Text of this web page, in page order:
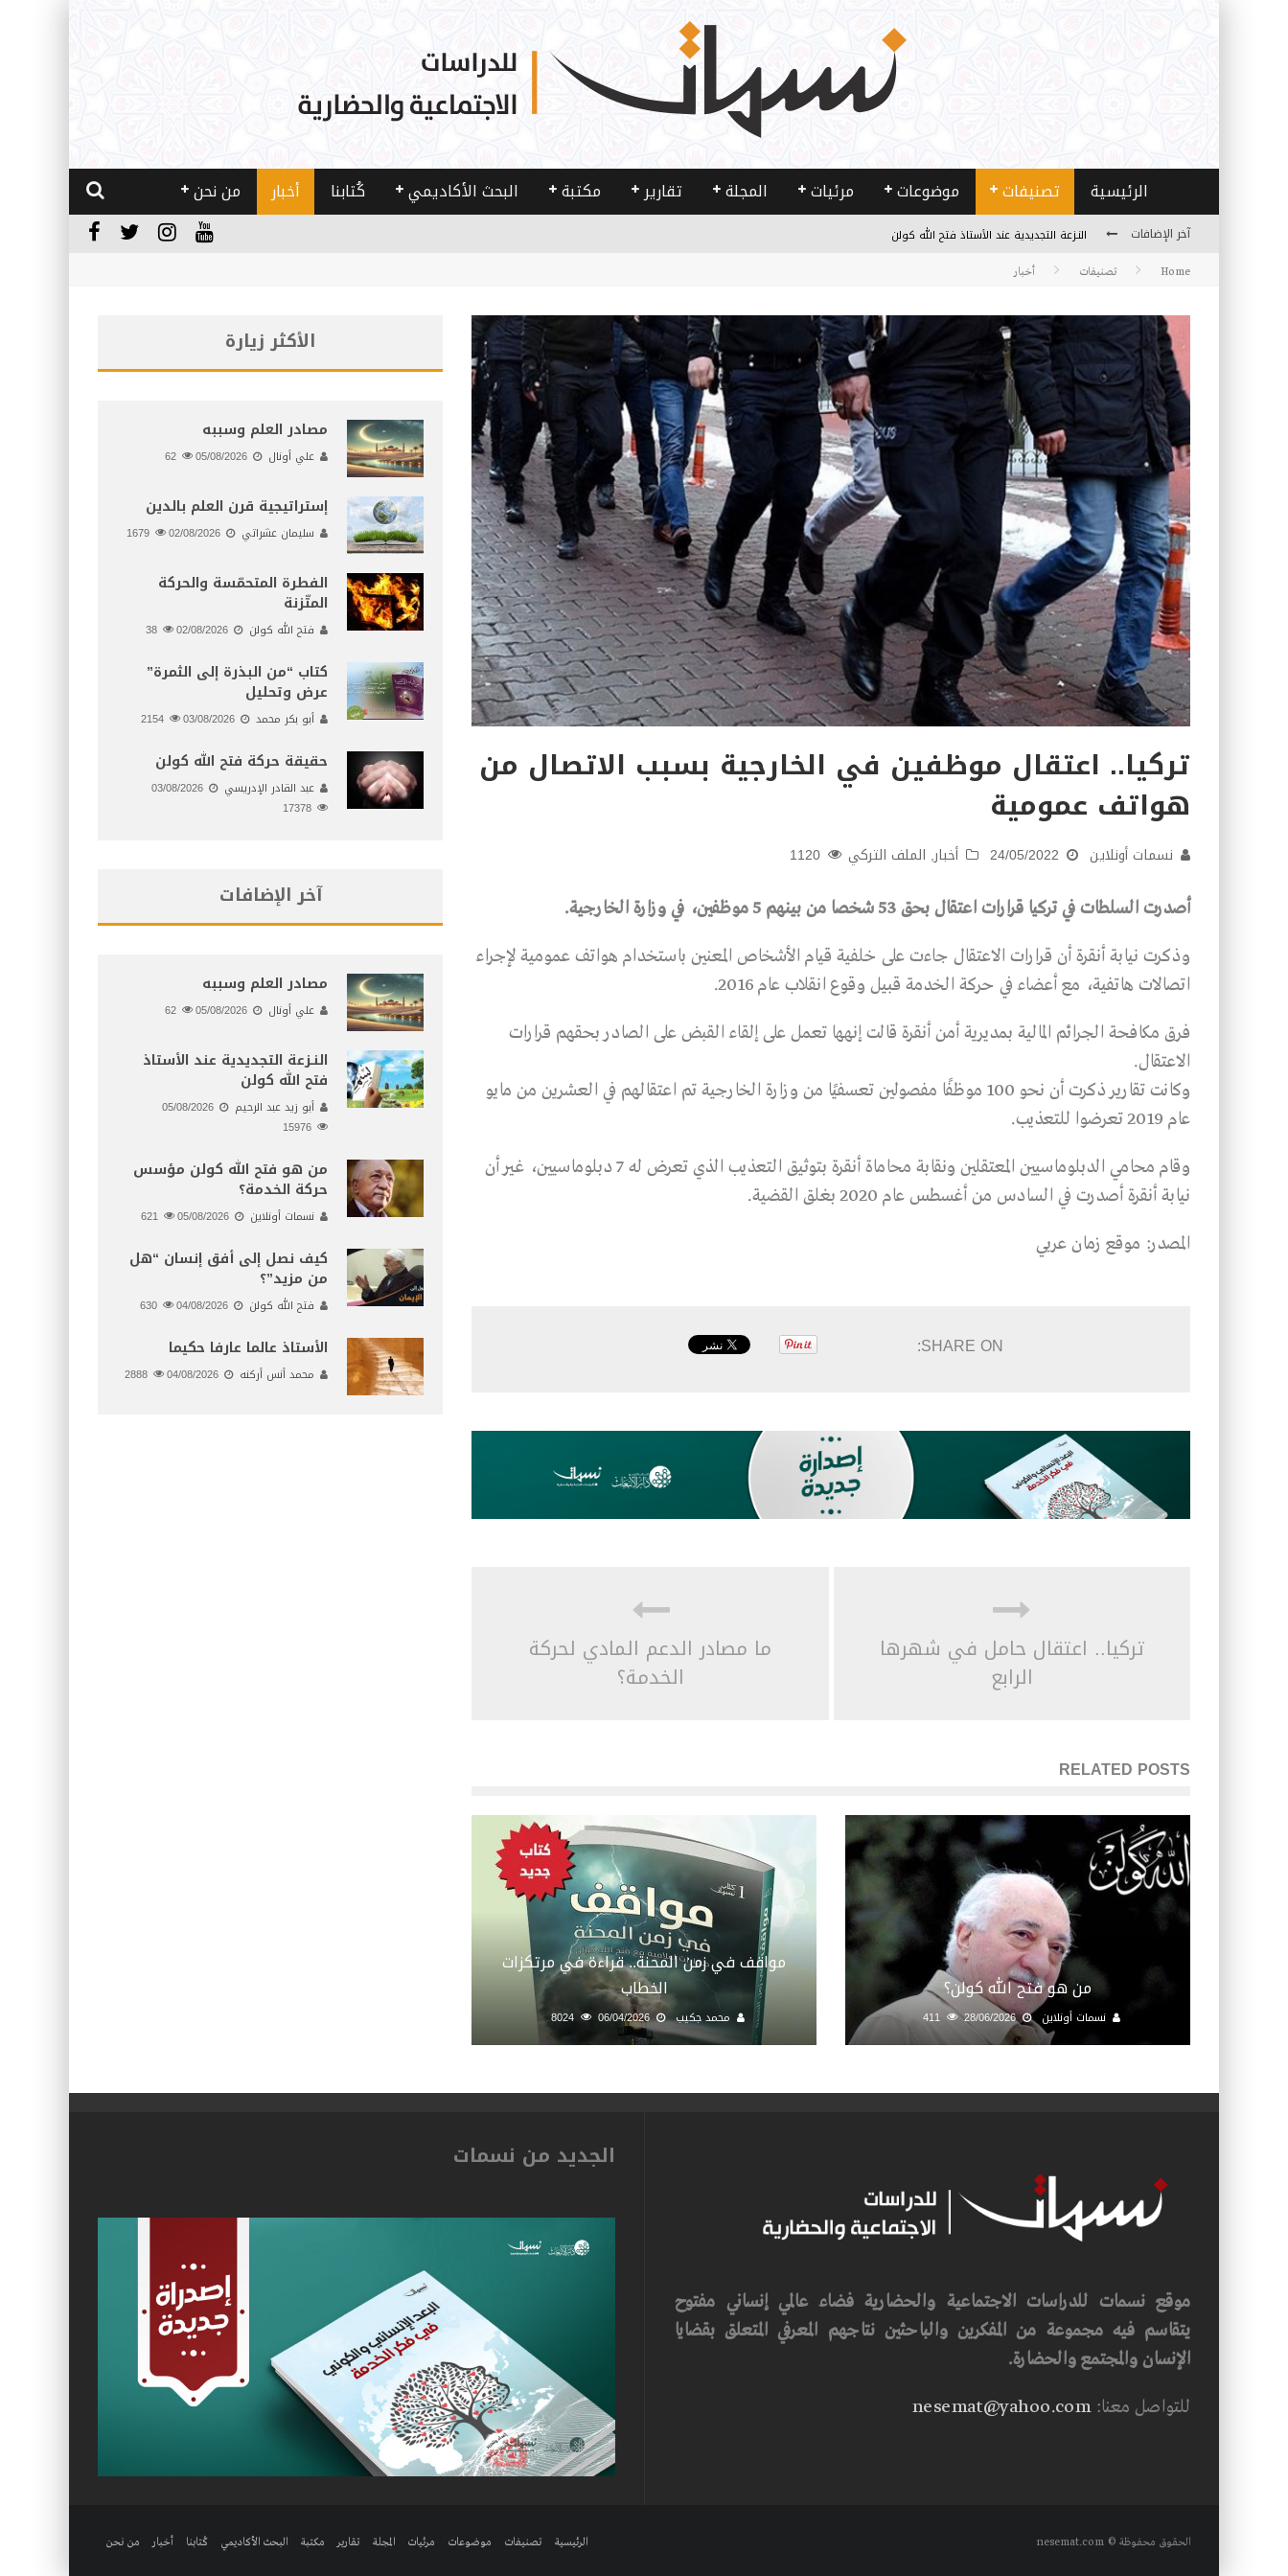
الرئيسية تصنيفات موضوعات مرئيات المجلة تقارير مكتبة البحث الأكاديمي كُتابنا أخبار من نحن
آخر الإضافات
النـزعة التجديدية عند الأستاذ فتح الله كولن
الأستاذ عالما عارفا حكيما
مصادر العلم وسببه
Home تصنيفات أخبار
تركيا.. اعتقال موظفين في الخارجية بسبب الاتصال من
هواتف عمومية
نسمات أونلاين 24/05/2022 أخبار, الملف التركي
أصدرت السلطات في تركيا قرارات اعتقال بحق 53 شخصا من بينهم 5 موظفين، في وزارة الخارجية.
وذكرت نيابة أنقرة أن قرارات الاعتقال جاءت على خلفية قيام الأشخاص المعنين باستخدام هواتف عمومية لإجراء
اتصالات هاتفية، مع أعضاء في حركة الخدمة قبيل وقوع انقلاب عام 2016.
فرق مكافحة الجرائم المالية بمديرية أمن أنقرة قالت إنهها تعمل على إلقاء القبض على الصادر بحقهم قرارات
الاعتقال.
وكانت تقارير ذكرت أن نحو 100 موظفًا مفصولين تعسفيًا من وزارة الخارجية تم اعتقالهم في العشرين من مايو
عام 2019 تعرضوا للتعذيب.
وقام محامي الدبلوماسيين المعتقلين ونقابة محاماة أنقرة بتوثيق التعذيب الذي تعرض له 7 دبلوماسيين، غير أن
نيابة أنقرة أصدرت في السادس من أغسطس عام 2020 بغلق القضية.
المصدر: موقع زمان عربي
SHARE ON:
تركيا.. اعتقال حامل في شهرها
الرابع
ما مصادر الدعم المادي لحركة
الخدمة؟
RELATED POSTS
من هو فتح الله كولن؟
نسمات أونلاين 28/06/2026
411
مواقف في زمن المحنة.. قراءة في مرتكزات
الخطاب
محمد جكيب 06/04/2026
8024
الأكثر زيارة
مصادر العلم وسببه
علي أونال 05/08/2026
إستراتيجية قرن العلم بالدين
سليمان عشراتي 02/08/2026
الفطرة المتحمّسة والحركة
المتّزنة
فتح الله كولن 02/08/2026
كتاب “من البذرة إلى الثمرة”
عرض وتحليل
أبو بكر محمد 03/08/2026
حقيقة حركة فتح الله كولن
عبد القادر الإدريسي
03/08/2026
آخر الإضافات
مصادر العلم وسببه
علي أونال 05/08/2026
النـزعة التجديدية عند الأستاذ
فتح الله كولن
أبو زيد عبد الرحيم
05/08/2026
من هو فتح الله كولن مؤسس
حركة الخدمة؟
نسمات أونلاين 05/08/2026
كيف نصل إلى أفق إنسان “هل
من مزيد”؟
فتح الله كولن 04/08/2026
الأستاذ عالما عارفا حكيما
محمد أنس أركنه 04/08/2026
موقع نسمات للدراسات الاجتماعية والحضارية فضاء عالمي إنساني مفتوح
يتقاسم فيه مجموعة من المفكرين والباحثين نتاجهم المعرفي المتعلق بقضايا
الإنسان والمجتمع والحضارة.
للتواصل معنا:nesemat@yahoo.com
الجديد من نسمات
الحقوق محفوظة © nesemat.com الرئيسية تصنيفات موضوعات مرئيات المجلة تقارير مكتبة البحث الأكاديمي كُتابنا أخبار من نحن